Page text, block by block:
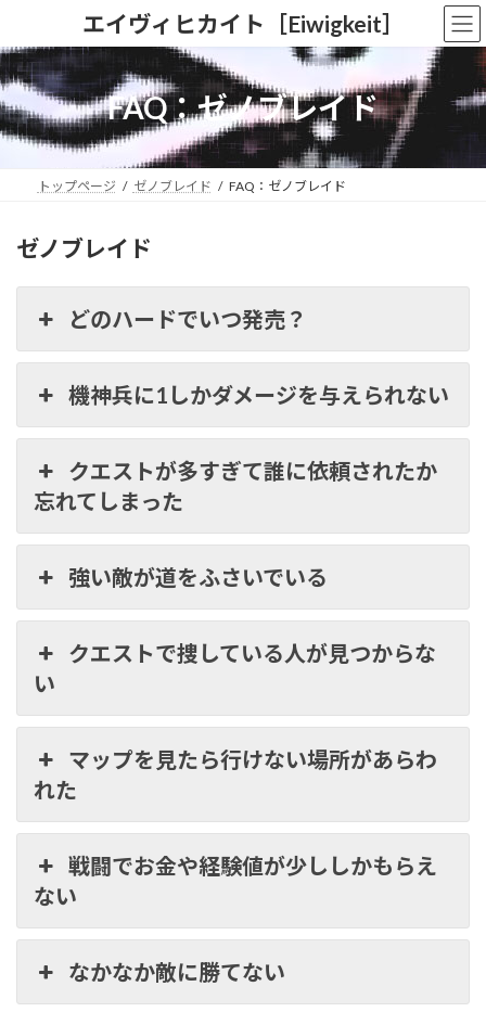
テ
ン
ツ
へ
ス
ゲ
ー
シ
ョ
ン
エイヴィヒカイト［Eiwigkeit］
FAQ：ゼノブレイド
トップページ ゼノブレイド FAQ：ゼノブレイド
ゼノブレイド
どのハードでいつ発売？
機神兵に1しかダメージを与えられない
クエストが多すぎて誰に依頼されたか
忘れてしまった
強い敵が道をふさいでいる
クエストで捜している人が見つからな
い
マップを見たら行けない場所があらわ
れた
戦闘でお金や経験値が少ししかもらえ
ない
なかなか敵に勝てない